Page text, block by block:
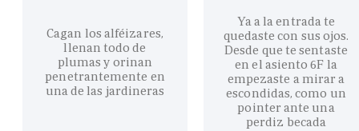
Cagan los alféizares,
llenan todo de
plumas y orinan
penetrantemente en
una de las jardineras
Ya a la entrada te
quedaste con sus ojos.
Desde que te sentaste
en el asiento 6F la
empezaste a mirar a
escondidas, como un
pointer ante una
perdiz becada